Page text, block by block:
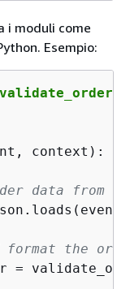
i moduli come
Esempio:
context ):
data from
format the
=